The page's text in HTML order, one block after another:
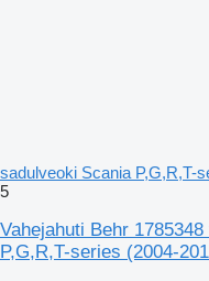
sadulveoki Scania P,G,R,T-
5
Vahejahuti Behr
P,G,R,T-series (2004-